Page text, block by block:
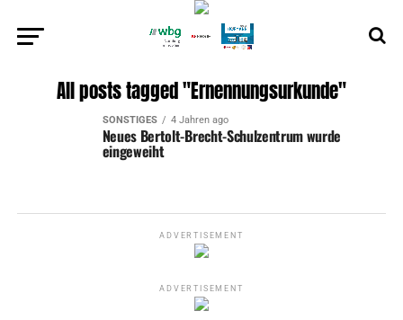
All posts tagged "Ernennungsurkunde"
SONSTIGES 4 Jahren ago
Neues Bertolt-Brecht-Schulzentrum wurde
eingeweiht
ADVERTISEMENT
ADVERTISEMENT